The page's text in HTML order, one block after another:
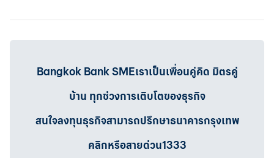
Bangkok Bank SMEเราเป็นเพื่อนคู่คิด มิตรคู่
บ้าน ทุกช่วงการเติบโตของธุรกิจ
สนใจลงทุนธุรกิจสามารถปรึกษาธนาคารกรุงเทพ
คลิกหรือสายด่วน1333